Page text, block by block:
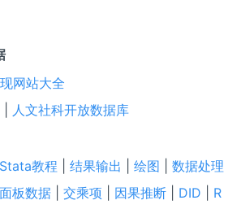
网站大全
人文社科开放数据库
Stata教程 |结果输出 |绘图 |数据处理
面板数据 |交乘项 因果推断 DID
R